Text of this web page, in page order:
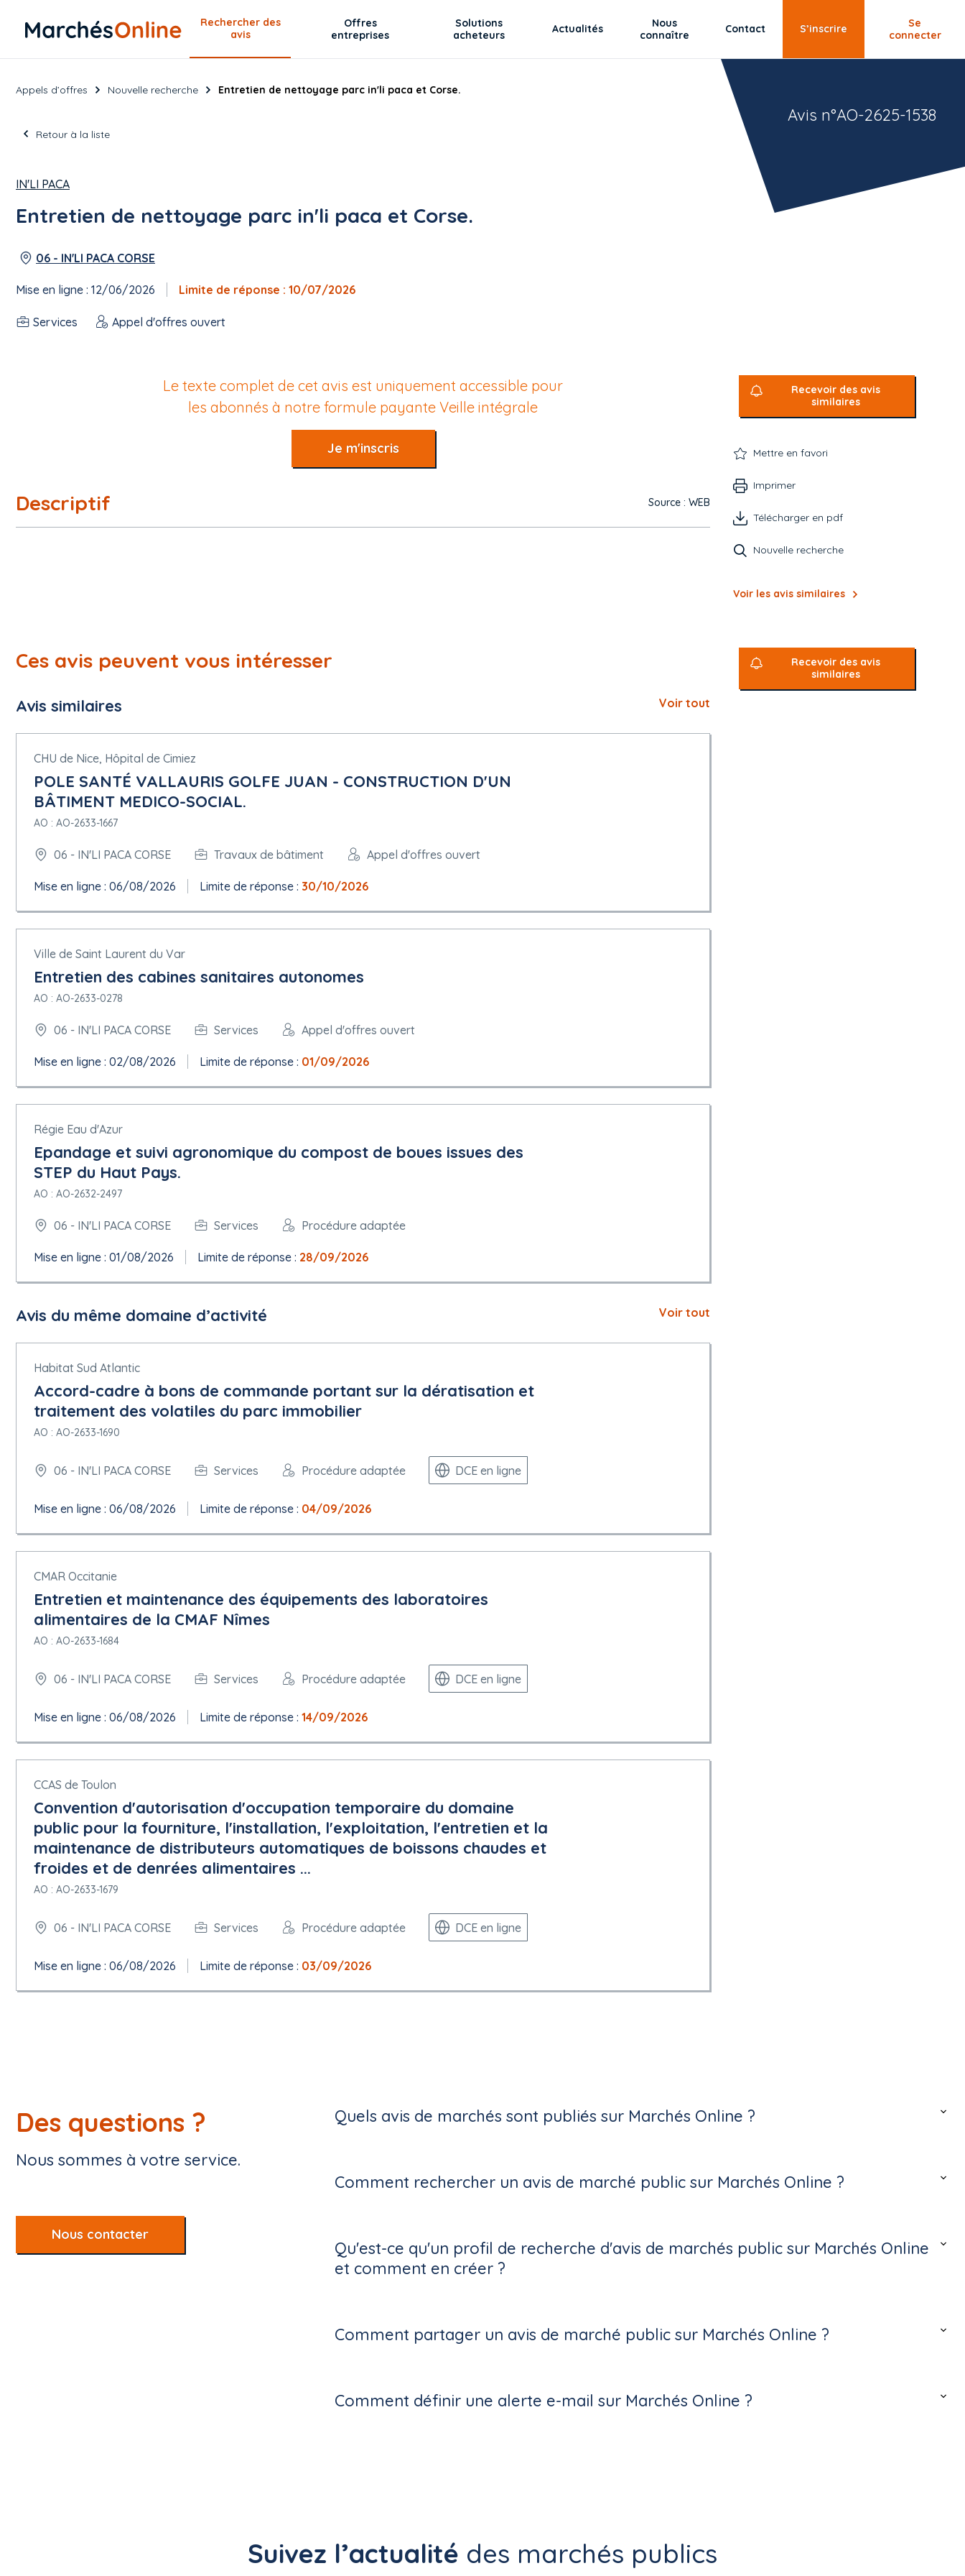
Rechercher des
avis
Offres
entreprises
Solutions
acheteurs
Actualités
Nous
connaître
Contact S’inscrire
Se
connecter
Appels d’offres Nouvelle recherche Entretien de nettoyage parc in'li paca et Corse.
Retour à la liste
IN'LI PACA
Entretien de nettoyage parc in'li paca et Corse.
06 - IN'LI PACA CORSE
Mise en ligne : 12/06/2026 Limite de réponse : 10/07/2026
Services Appel d'offres ouvert
Avis n°AO-2625-1538
Le texte complet de cet avis est uniquement accessible pour
les abonnés à notre formule payante Veille intégrale
Je m'inscris
Descriptif Source : WEB
Recevoir des avis
similaires
Mettre en favori
Imprimer
Télécharger en pdf
Nouvelle recherche
Voir les avis similaires
Ces avis peuvent vous intéresser
Avis similaires Voir tout
CHU de Nice, Hôpital de Cimiez
POLE SANTÉ VALLAURIS GOLFE JUAN - CONSTRUCTION D'UN
BÂTIMENT MEDICO-SOCIAL.
AO : AO-2633-1667
06 - IN'LI PACA CORSE Travaux de bâtiment Appel d'offres ouvert
Mise en ligne : 06/08/2026 Limite de réponse : 30/10/2026
Ville de Saint Laurent du Var
Entretien des cabines sanitaires autonomes
AO : AO-2633-0278
06 - IN'LI PACA CORSE Services Appel d'offres ouvert
Mise en ligne : 02/08/2026 Limite de réponse : 01/09/2026
Régie Eau d'Azur
Epandage et suivi agronomique du compost de boues issues des
STEP du Haut Pays.
AO : AO-2632-2497
06 - IN'LI PACA CORSE Services Procédure adaptée
Mise en ligne : 01/08/2026 Limite de réponse : 28/09/2026
Avis du même domaine d’activité Voir tout
Habitat Sud Atlantic
Accord-cadre à bons de commande portant sur la dératisation et
traitement des volatiles du parc immobilier
AO : AO-2633-1690
06 - IN'LI PACA CORSE Services Procédure adaptée DCE en ligne
Mise en ligne : 06/08/2026 Limite de réponse : 04/09/2026
CMAR Occitanie
Entretien et maintenance des équipements des laboratoires
alimentaires de la CMAF Nîmes
AO : AO-2633-1684
06 - IN'LI PACA CORSE Services Procédure adaptée DCE en ligne
Mise en ligne : 06/08/2026 Limite de réponse : 14/09/2026
CCAS de Toulon
Convention d'autorisation d'occupation temporaire du domaine
public pour la fourniture, l'installation, l'exploitation, l'entretien et la
maintenance de distributeurs automatiques de boissons chaudes et
froides et de denrées alimentaires ...
AO : AO-2633-1679
06 - IN'LI PACA CORSE Services Procédure adaptée DCE en ligne
Mise en ligne : 06/08/2026 Limite de réponse : 03/09/2026
Recevoir des avis
similaires
Des questions ?
Nous sommes à votre service.
Nous contacter
Quels avis de marchés sont publiés sur Marchés Online ?
Comment rechercher un avis de marché public sur Marchés Online ?
Qu'est-ce qu'un profil de recherche d'avis de marchés public sur Marchés Online
et comment en créer ?
Comment partager un avis de marché public sur Marchés Online ?
Comment définir une alerte e-mail sur Marchés Online ?
Suivez l’actualité des marchés publics